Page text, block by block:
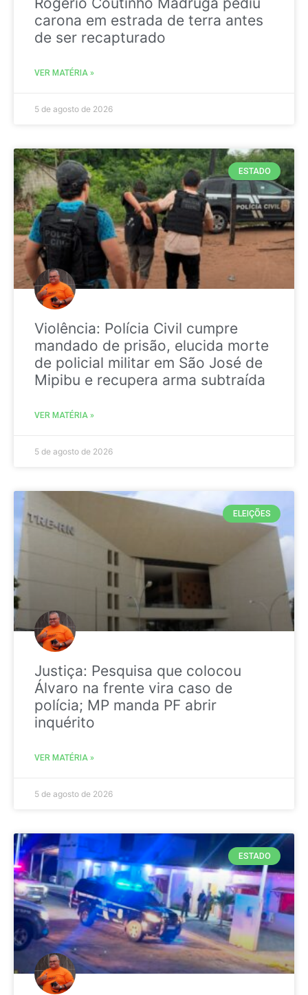
carona em estrada de terra antes
de ser recapturado
VER MATÉRIA »
5 de agosto de 2026
ESTADO
Violência: Polícia Civil cumpre
mandado de prisão, elucida morte
de policial militar em São José de
Mipibu e recupera arma subtraída
VER MATÉRIA »
5 de agosto de 2026
ELEIÇÕES
Justiça: Pesquisa que colocou
Álvaro na frente vira caso de
polícia; MP manda PF abrir
inquérito
VER MATÉRIA »
5 de agosto de 2026
ESTADO